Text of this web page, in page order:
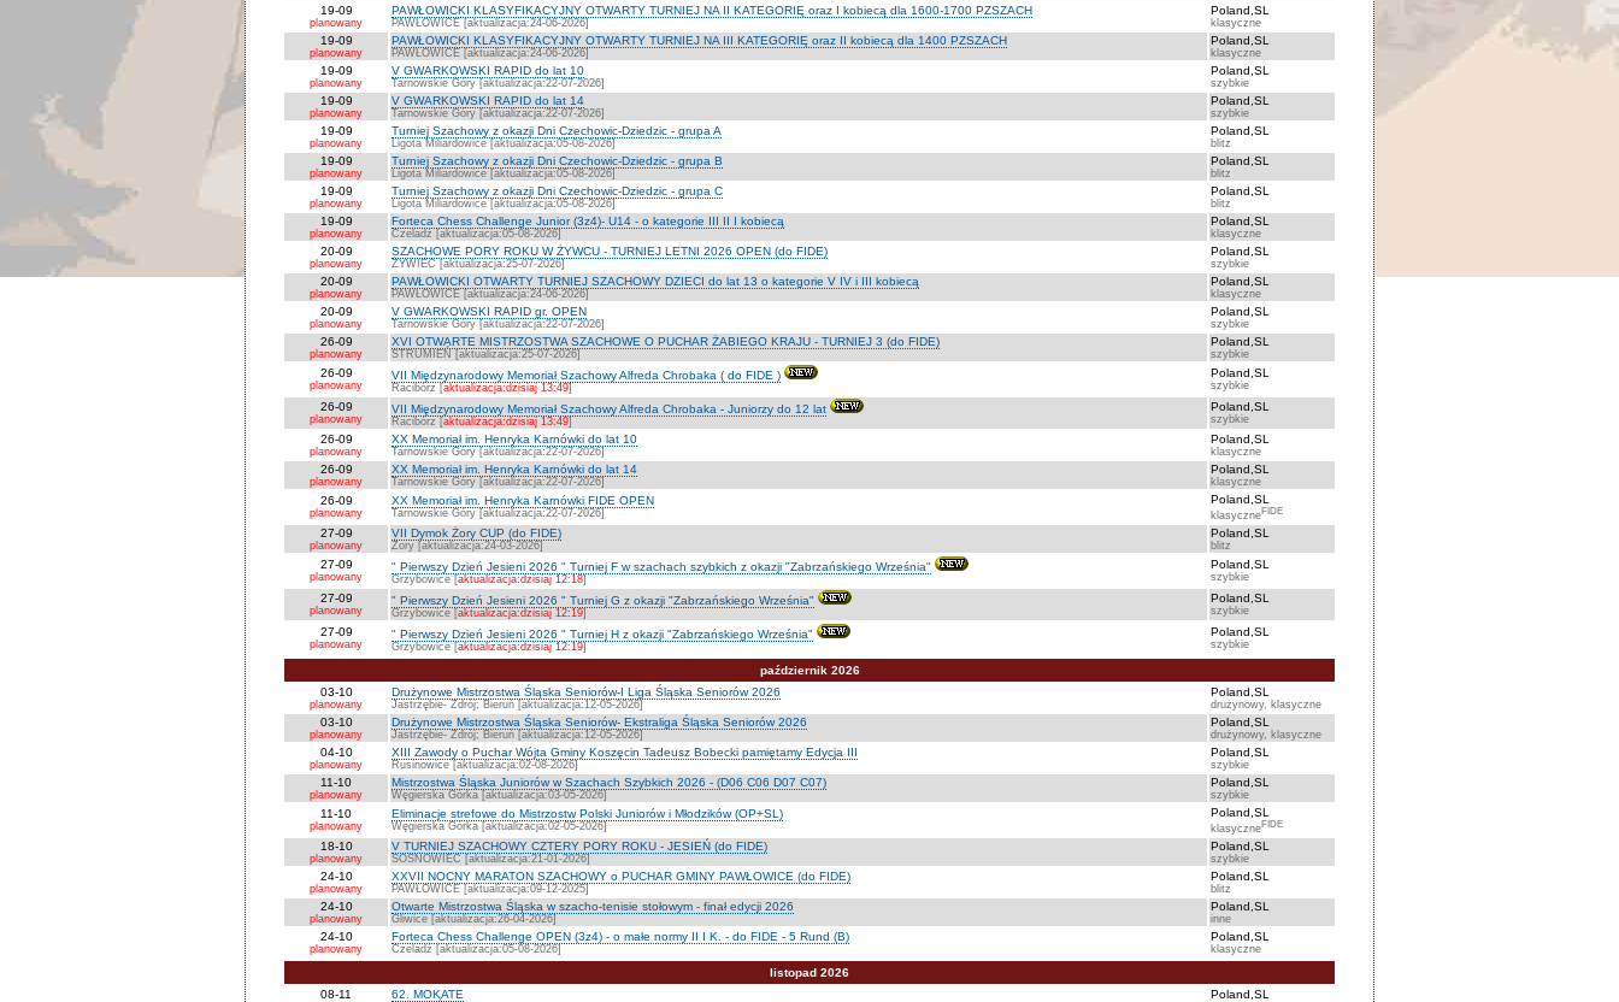
19-09
planowany
PAWŁOWICKI KLASYFIKACYJNY OTWARTY TURNIEJ NA II KATEGORIĘ oraz I kobiecą dla 1600-1700 PZSZACH
PAWŁOWICE [aktualizacja:24-06-2026]
Poland,SL
klasyczne
19-09
planowany
PAWŁOWICKI KLASYFIKACYJNY OTWARTY TURNIEJ NA III KATEGORIĘ oraz II kobiecą dla 1400 PZSZACH
PAWŁOWICE [aktualizacja:24-06-2026]
Poland,SL
klasyczne
19-09
planowany
V GWARKOWSKI RAPID do lat 10
Tarnowskie Góry [aktualizacja:22-07-2026]
Poland,SL
szybkie
19-09
planowany
V GWARKOWSKI RAPID do lat 14
Tarnowskie Góry [aktualizacja:22-07-2026]
Poland,SL
szybkie
19-09
planowany
Turniej Szachowy z okazji Dni Czechowic-Dziedzic - grupa A
Ligota Miliardowice [aktualizacja:05-08-2026]
Poland,SL
blitz
19-09
planowany
Turniej Szachowy z okazji Dni Czechowic-Dziedzic - grupa B
Ligota Miliardowice [aktualizacja:05-08-2026]
Poland,SL
blitz
19-09
planowany
Turniej Szachowy z okazji Dni Czechowic-Dziedzic - grupa C
Ligota Miliardowice [aktualizacja:05-08-2026]
Poland,SL
blitz
19-09
planowany
Forteca Chess Challenge Junior (3z4)- U14 - o kategorie III II I kobiecą
Czeladź [aktualizacja:05-08-2026]
Poland,SL
klasyczne
20-09
planowany
SZACHOWE PORY ROKU W ŻYWCU - TURNIEJ LETNI 2026 OPEN (do FIDE)
ŻYWIEC [aktualizacja:25-07-2026]
Poland,SL
szybkie
20-09
planowany
PAWŁOWICKI OTWARTY TURNIEJ SZACHOWY DZIECI do lat 13 o kategorie V IV i III kobiecą
PAWŁOWICE [aktualizacja:24-06-2026]
Poland,SL
klasyczne
20-09
planowany
V GWARKOWSKI RAPID gr. OPEN
Tarnowskie Góry [aktualizacja:22-07-2026]
Poland,SL
szybkie
26-09
planowany
XVI OTWARTE MISTRZOSTWA SZACHOWE O PUCHAR ŻABIEGO KRAJU - TURNIEJ 3 (do FIDE)
STRUMIEŃ [aktualizacja:25-07-2026]
Poland,SL
szybkie
26-09
planowany
VII Międzynarodowy Memoriał Szachowy Alfreda Chrobaka ( do FIDE )
Racibórz [aktualizacja:dzisiaj 13:49]
Poland,SL
szybkie
26-09
planowany
VII Międzynarodowy Memoriał Szachowy Alfreda Chrobaka - Juniorzy do 12 lat
Racibórz [aktualizacja:dzisiaj 13:49]
Poland,SL
szybkie
26-09
planowany
XX Memoriał im. Henryka Karnówki do lat 10
Tarnowskie Góry [aktualizacja:22-07-2026]
Poland,SL
klasyczne
26-09
planowany
XX Memoriał im. Henryka Karnówki do lat 14
Tarnowskie Góry [aktualizacja:22-07-2026]
Poland,SL
klasyczne
26-09
planowany
XX Memoriał im. Henryka Karnówki FIDE OPEN
Tarnowskie Góry [aktualizacja:22-07-2026]
Poland,SL
klasyczneFIDE
27-09
planowany
VII Dymok Żory CUP (do FIDE)
Żory [aktualizacja:24-03-2026]
Poland,SL
blitz
27-09
planowany
" Pierwszy Dzień Jesieni 2026 " Turniej F w szachach szybkich z okazji "Zabrzańskiego Września"
Grzybowice [aktualizacja:dzisiaj 12:18]
Poland,SL
szybkie
27-09
planowany
" Pierwszy Dzień Jesieni 2026 " Turniej G z okazji "Zabrzańskiego Września"
Grzybowice [aktualizacja:dzisiaj 12:19]
Poland,SL
szybkie
27-09
planowany
" Pierwszy Dzień Jesieni 2026 " Turniej H z okazji "Zabrzańskiego Września"
Grzybowice [aktualizacja:dzisiaj 12:19]
Poland,SL
szybkie
październik 2026
03-10
planowany
Drużynowe Mistrzostwa Śląska Seniorów-I Liga Śląska Seniorów 2026
Jastrzębie- Zdrój; Bieruń [aktualizacja:12-05-2026]
Poland,SL
drużynowy, klasyczne
03-10
planowany
Drużynowe Mistrzostwa Śląska Seniorów- Ekstraliga Śląska Seniorów 2026
Jastrzębie- Zdrój; Bieruń [aktualizacja:12-05-2026]
Poland,SL
drużynowy, klasyczne
04-10
planowany
XIII Zawody o Puchar Wójta Gminy Koszęcin Tadeusz Bobecki pamiętamy Edycja III
Rusinowice [aktualizacja:02-08-2026]
Poland,SL
szybkie
11-10
planowany
Mistrzostwa Śląska Juniorów w Szachach Szybkich 2026 - (D06 C06 D07 C07)
Węgierska Górka [aktualizacja:03-05-2026]
Poland,SL
szybkie
11-10
planowany
Eliminacje strefowe do Mistrzostw Polski Juniorów i Młodzików (OP+SL)
Węgierska Górka [aktualizacja:02-05-2026]
Poland,SL
klasyczneFIDE
18-10
planowany
V TURNIEJ SZACHOWY CZTERY PORY ROKU - JESIEŃ (do FIDE)
SOSNOWIEC [aktualizacja:21-01-2026]
Poland,SL
szybkie
24-10
planowany
XXVII NOCNY MARATON SZACHOWY o PUCHAR GMINY PAWŁOWICE (do FIDE)
PAWŁOWICE [aktualizacja:09-12-2025]
Poland,SL
blitz
24-10
planowany
Otwarte Mistrzostwa Śląska w szacho-tenisie stołowym - finał edycji 2026
Gliwice [aktualizacja:26-04-2026]
Poland,SL
inne
24-10
planowany
Forteca Chess Challenge OPEN (3z4) - o małe normy II I K. - do FIDE - 5 Rund (B)
Czeladź [aktualizacja:05-08-2026]
Poland,SL
klasyczne
listopad 2026
08-11
62. MOKATE Poland,SL